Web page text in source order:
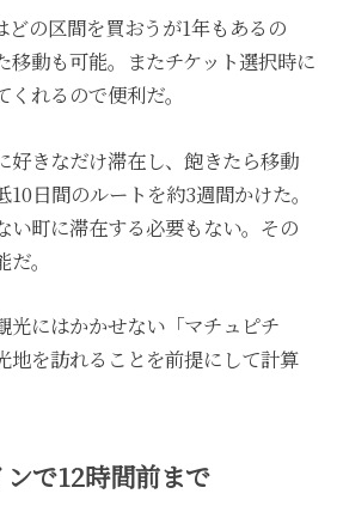
どの区間を買おうが1年もあるの
移動も可能。またチケット選択時に
れるので便利だ。
好きなだけ滞在し、飽きたら移動
10日間のルートを約3週間かけた。
い町に滞在する必要もない。その
。
光にはかかせない「マチュピチ
地を訪れることを前提にして計算
で12時間前まで